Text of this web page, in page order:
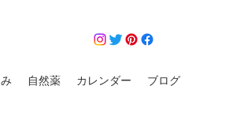
自然薬 カレンダー ブログ